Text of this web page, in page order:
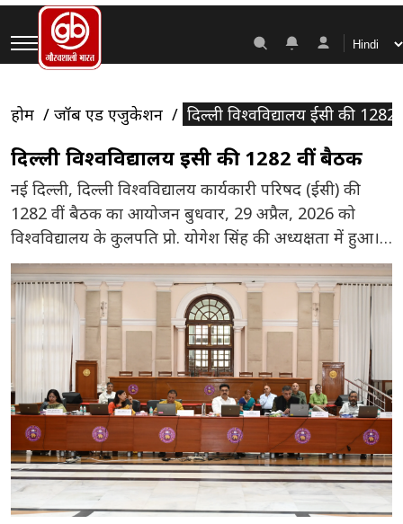
होम जॉब एंड एजुकेशन दिल्ली विश्वविद्यालय ईसी की
दिल्ली विश्वविद्यालय ईसी की 1282 वीं बैठक
नई दिल्ली, दिल्ली विश्वविद्यालय कार्यकारी परिषद (ईसी) की
1282 वीं बैठक का आयोजन बुधवार, 29 अप्रैल, 2026 को
विश्वविद्यालय के कुलपति प्रो. योगेश सिंह की अध्यक्षता में हुआ।
दिल्ली विश्वविद्यालय के सेंट स्टीफंस कॉलेज द्वारा विभिन्न विषयों
में असिस्टेंट प्रोफेसरों की सीधी भर्ती की प्रक्रिया में शॉर्टलिस्टिंग
मानदंड के उल्लंघन पर डीयू ईसी में गंभीर संज्ञान लिया […]